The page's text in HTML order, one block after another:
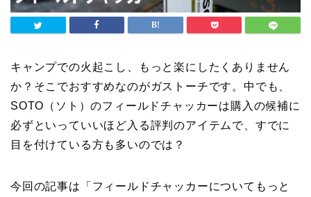
キャンプでの火起こし、もっと楽にしたくありません
か？そこでおすすめなのがガストーチです。中でも、
SOTO（ソト）のフィールドチャッカーは購入の候補に
必ずといっていいほど入る評判のアイテムで、すでに
目を付けている方も多いのでは？
今回の記事は「フィールドチャッカーについてもっと